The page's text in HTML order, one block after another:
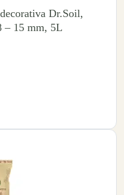
Dr.Soil,
standard, granulatie 8 – 15 mm, 5L